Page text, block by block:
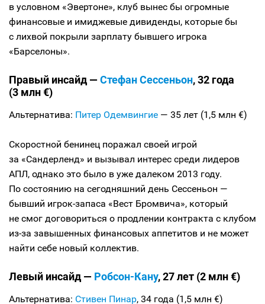
в условном «Эвертоне», клуб вынес бы огромные
финансовые и имиджевые дивиденды, которые бы
с лихвой покрыли зарплату бывшего игрока
«Барселоны».
Правый инсайд —Стефан Сессеньон, 32 года
(3 млн €)
Альтернатива: Питер Одемвингие — 35 лет (1,5 млн €)
Скоростной бенинец поражал своей игрой
за «Сандерленд» и вызывал интерес среди лидеров
АПЛ, однако это было в уже далеком 2013 году.
По состоянию на сегодняшний день Сессеньон —
бывший игрок-запаса «Вест Бромвича», который
не смог договориться о продлении контракта с клубом
из-за завышенных финансовых аппетитов и не может
найти себе новый коллектив.
Левый инсайд — Робсон-Кану, 27 лет (2 млн €)
Альтернатива: Стивен Пинар, 34 года (1,5 млн €)